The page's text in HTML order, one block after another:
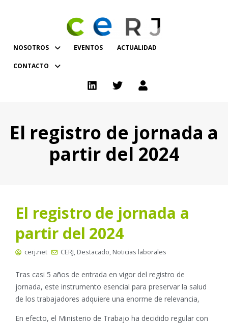
NOSOTROS EVENTOS ACTUALIDAD
CONTACTO
El registro de jornada a
partir del 2024
El registro de jornada a
partir del 2024
cerj.net CERJ, Destacado, Noticias laborales
Tras casi 5 años de entrada en vigor del registro de
jornada, este instrumento esencial para preservar la salud
de los trabajadores adquiere una enorme de relevancia,
En efecto, el Ministerio de Trabajo ha decidido regular con